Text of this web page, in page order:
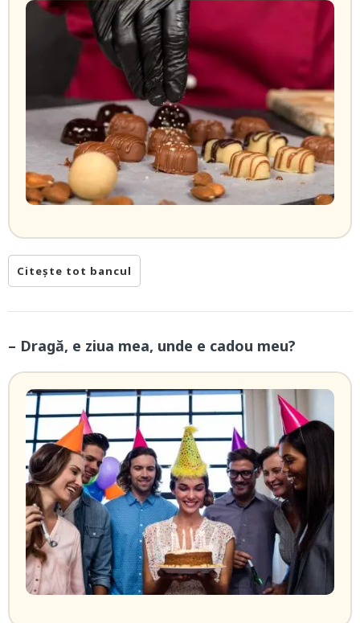
Citește tot bancul
– Dragă, e ziua mea, unde e cadou meu?